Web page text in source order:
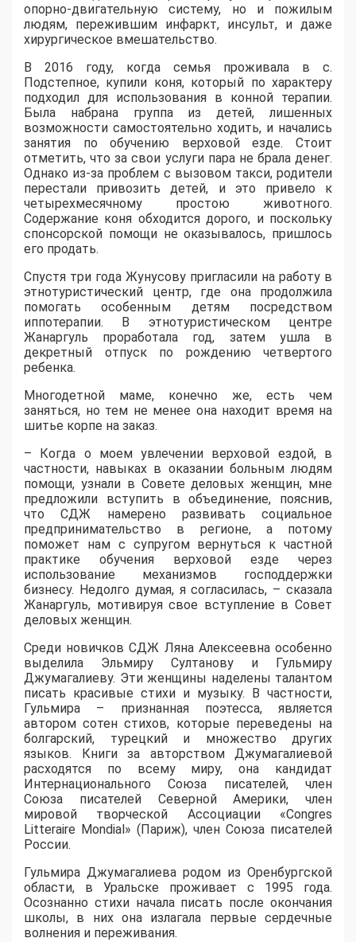
опорно-двигательную систему, но и пожилым
людям, пережившим инфаркт, инсульт, и даже
хирургическое вмешательство.
В 2016 году, когда семья проживала в с.
Подстепное, купили коня, который по характеру
подходил для использования в конной терапии.
Была набрана группа из детей, лишенных
возможности самостоятельно ходить, и начались
занятия по обучению верховой езде. Стоит
отметить, что за свои услуги пара не брала денег.
Однако из-за проблем с вызовом такси, родители
перестали привозить детей, и это привело к
четырехмесячному простою животного.
Содержание коня обходится дорого, и поскольку
спонсорской помощи не оказывалось, пришлось
его продать.
Спустя три года Жунусову пригласили на работу в
этнотуристический центр, где она продолжила
помогать особенным детям посредством
иппотерапии. В этнотуристическом центре
Жанаргуль проработала год, затем ушла в
декретный отпуск по рождению четвертого
ребенка.
Многодетной маме, конечно же, есть чем
заняться, но тем не менее она находит время на
шитье корпе на заказ.
– Когда о моем увлечении верховой ездой, в
частности, навыках в оказании больным людям
помощи, узнали в Совете деловых женщин, мне
предложили вступить в объединение, пояснив,
что СДЖ намерено развивать социальное
предпринимательство в регионе, а потому
поможет нам с супругом вернуться к частной
практике обучения верховой езде через
использование механизмов господдержки
бизнесу. Недолго думая, я согласилась, – сказала
Жанаргуль, мотивируя свое вступление в Совет
деловых женщин.
Среди новичков СДЖ Ляна Алексеевна особенно
выделила Эльмиру Султанову и Гульмиру
Джумагалиеву. Эти женщины наделены талантом
писать красивые стихи и музыку. В частности,
Гульмира – признанная поэтесса, является
автором сотен стихов, которые переведены на
болгарский, турецкий и множество других
языков. Книги за авторством Джумагалиевой
расходятся по всему миру, она кандидат
Интернационального Союза писателей, член
Союза писателей Северной Америки, член
мировой творческой Ассоциации «Congres
Litteraire Mondial» (Париж), член Союза писателей
России.
Гульмира Джумагалиева родом из Оренбургской
области, в Уральске проживает с 1995 года.
Осознанно стихи начала писать после окончания
школы, в них она излагала первые сердечные
волнения и переживания.